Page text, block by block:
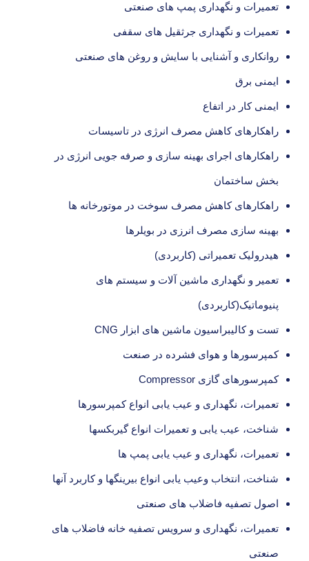
تعمیرات و نگهداری پمپ های صنعتی
تعمیرات و نگهداری جرثقیل های سقفی
روانکاری و آشنایی با سایش و روغن های صنعتی
ایمنی برق
ایمنی کار در اتفاع
راهکارهای کاهش مصرف انرژی در تاسیسات
راهکارهای اجرای بهینه سازی و صرفه جویی انرژی در
بخش ساختمان
راهکارهای کاهش مصرف سوخت در موتورخانه ها
بهینه سازی مصرف انرزی در بویلرها
هیدرولیک تعمیراتی (کاربردی)
تعمیر و نگهداری ماشین آلات و سیستم های
پنیوماتیک(کاربردی)
تست و کالیبراسیون ماشین های ابزار CNG
کمپرسورها و هوای فشرده در صنعت
کمپرسورهای گازی Compressor
تعمیرات، نگهداری و عیب یابی انواع کمپرسورها
شناخت، عیب یابی و تعمیرات انواع گیربکسها
تعمیرات، نگهداری و عیب یابی پمپ ها
شناخت، انتخاب وعیب یابی انواع بیرینگها و کاربرد آنها
اصول تصفیه فاضلاب های صنعتی
تعمیرات، نگهداری و سرویس تصفیه خانه فاضلاب های
صنعتی